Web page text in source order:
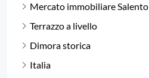
Mercato immobiliare Salento
Terrazzo a livello
Dimora storica
Italia